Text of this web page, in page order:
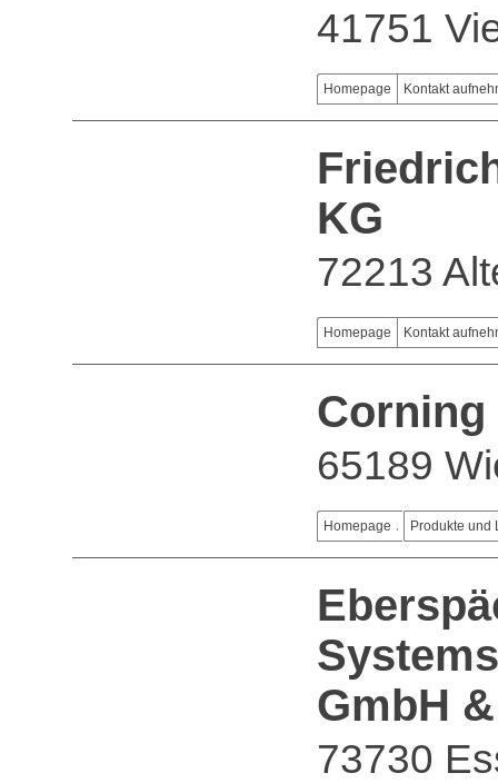
41751
Homepage Kontakt
KG
72213
Homepage Kontakt
Corning
65189
Homepage Produkte und
Systems
GmbH
73730